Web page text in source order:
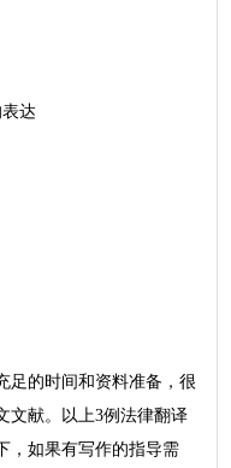
达
的时间和资料准备，很
文献。以上3例法律翻译
，如果有写作的指导需